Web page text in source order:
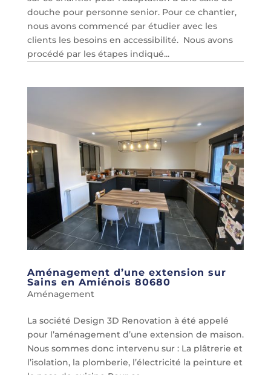
douche pour personne senior. Pour ce chantier,
nous avons commencé par étudier avec les
clients les besoins en accessibilité. Nous avons
procédé par les étapes indiqué...
Aménagement d’une extension sur
Sains en Amiénois 80680
Aménagement
La société Design 3D Renovation à été appelé
pour l’aménagement d’une extension de maison.
Nous sommes donc intervenu sur : La plâtrerie et
l’isolation, la plomberie, l’électricité la peinture et